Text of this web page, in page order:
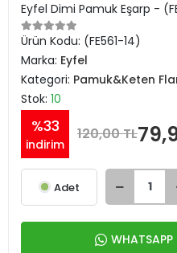
Eyfel Dimi Pamuk Eşarp -
Ürün Kodu: (FE561-14)
Marka: Eyfel
Kategori: Pamuk&Keten
Stok: 10
%33
indirim
120,00 TL
Adet
WHATSAPP